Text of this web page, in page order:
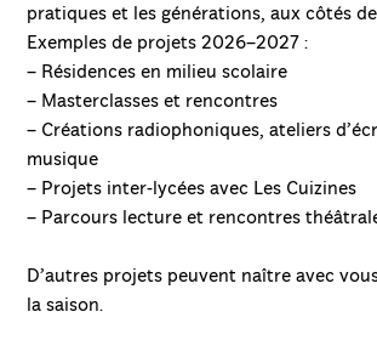
pratiques et les générations, aux côtés
Exemples de projets 2026–2027 :
– Résidences en milieu scolaire
– Masterclasses et rencontres
– Créations radiophoniques, ateliers
musique
– Projets inter-lycées avec Les Cuizines
– Parcours lecture et rencontres
D’autres projets peuvent naître avec
la saison.